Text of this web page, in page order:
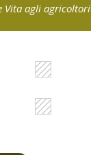
Vita agli agricoltori